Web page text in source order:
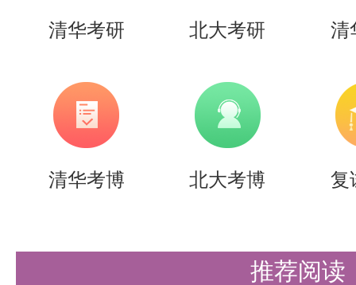
五、注意事项
本周请注意查收报名邮箱的邮件。
六、联系方式
李老师 coeadmission@pku.edu.cn
及安排】的内容，希望能帮助准
清华考研 北大考研 清
清华考博 北大考博 复
推荐阅读